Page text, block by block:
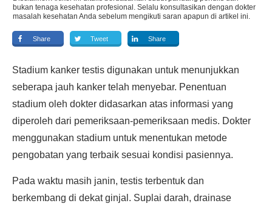
bukan tenaga kesehatan profesional. Selalu konsultasikan dengan dokter
masalah kesehatan Anda sebelum mengikuti saran apapun di artikel ini.
Share Tweet Share
Stadium kanker testis digunakan untuk menunjukkan
seberapa jauh kanker telah menyebar. Penentuan
stadium oleh dokter didasarkan atas informasi yang
diperoleh dari pemeriksaan-pemeriksaan medis. Dokter
menggunakan stadium untuk menentukan metode
pengobatan yang terbaik sesuai kondisi pasiennya.
Pada waktu masih janin, testis terbentuk dan
berkembang di dekat ginjal. Suplai darah, drainase